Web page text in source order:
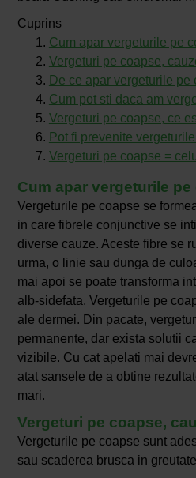
Cuprins
Cum apar vergeturile pe
Vergeturi pe coapse,
De ce apar vergeturile pe
Cum pot sti daca am
Vergeturi pe coapse, ce
Pot fi prevenite
Vergeturi pe coapse =
Cum apar vergeturile
Vergeturile pe coapse se
in care fibrele conjunctive se
diverse cauze. Aceste fibre se
urma, o linie sau dunga de
mai apoi se poate transforma
alb-sidefata. Vergeturile pe
ale dermei. Din pacate,
permanente, dar exista solutii
vizibile. Cu cat apelati mai
atat sansele de a obtine
mari.
Vergeturi pe coapse,
Vergeturile pe coapse sunt
sau scaderea brusca in